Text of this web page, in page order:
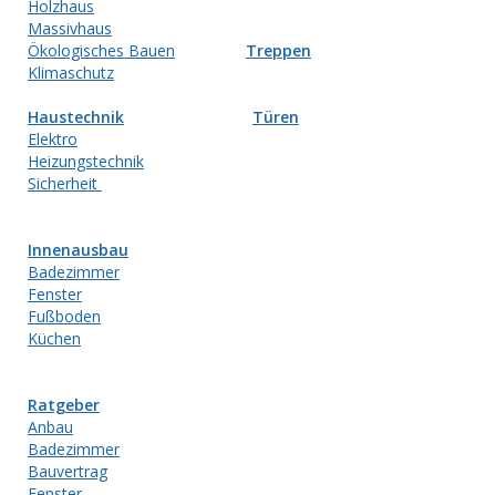
Holzhaus
Massivhaus
Ökologisches Bauen
Treppen
Klimaschutz
Haustechnik
Türen
Elektro
Heizungstechnik
Sicherheit
Innenausbau
Badezimmer
Fenster
Fußboden
Küchen
Ratgeber
Anbau
Badezimmer
Bauvertrag